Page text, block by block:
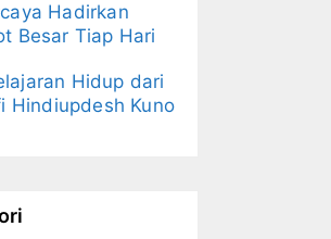
Hadirkan
Besar Tiap Hari
Hidup dari
Hindiupdesh Kuno